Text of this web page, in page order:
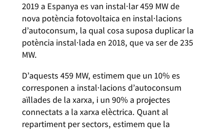
2019 a Espanya es van instal·lar 459 MW de
nova potència fotovoltaica en instal·lacions
d’autoconsum, la qual cosa suposa duplicar la
potència instal·lada en 2018, que va ser de 235
MW.
D’aquests 459 MW, estimem que un 10% es
corresponen a instal·lacions d’autoconsum
aïllades de la xarxa, i un 90% a projectes
connectats a la xarxa elèctrica. Quant al
repartiment per sectors, estimem que la